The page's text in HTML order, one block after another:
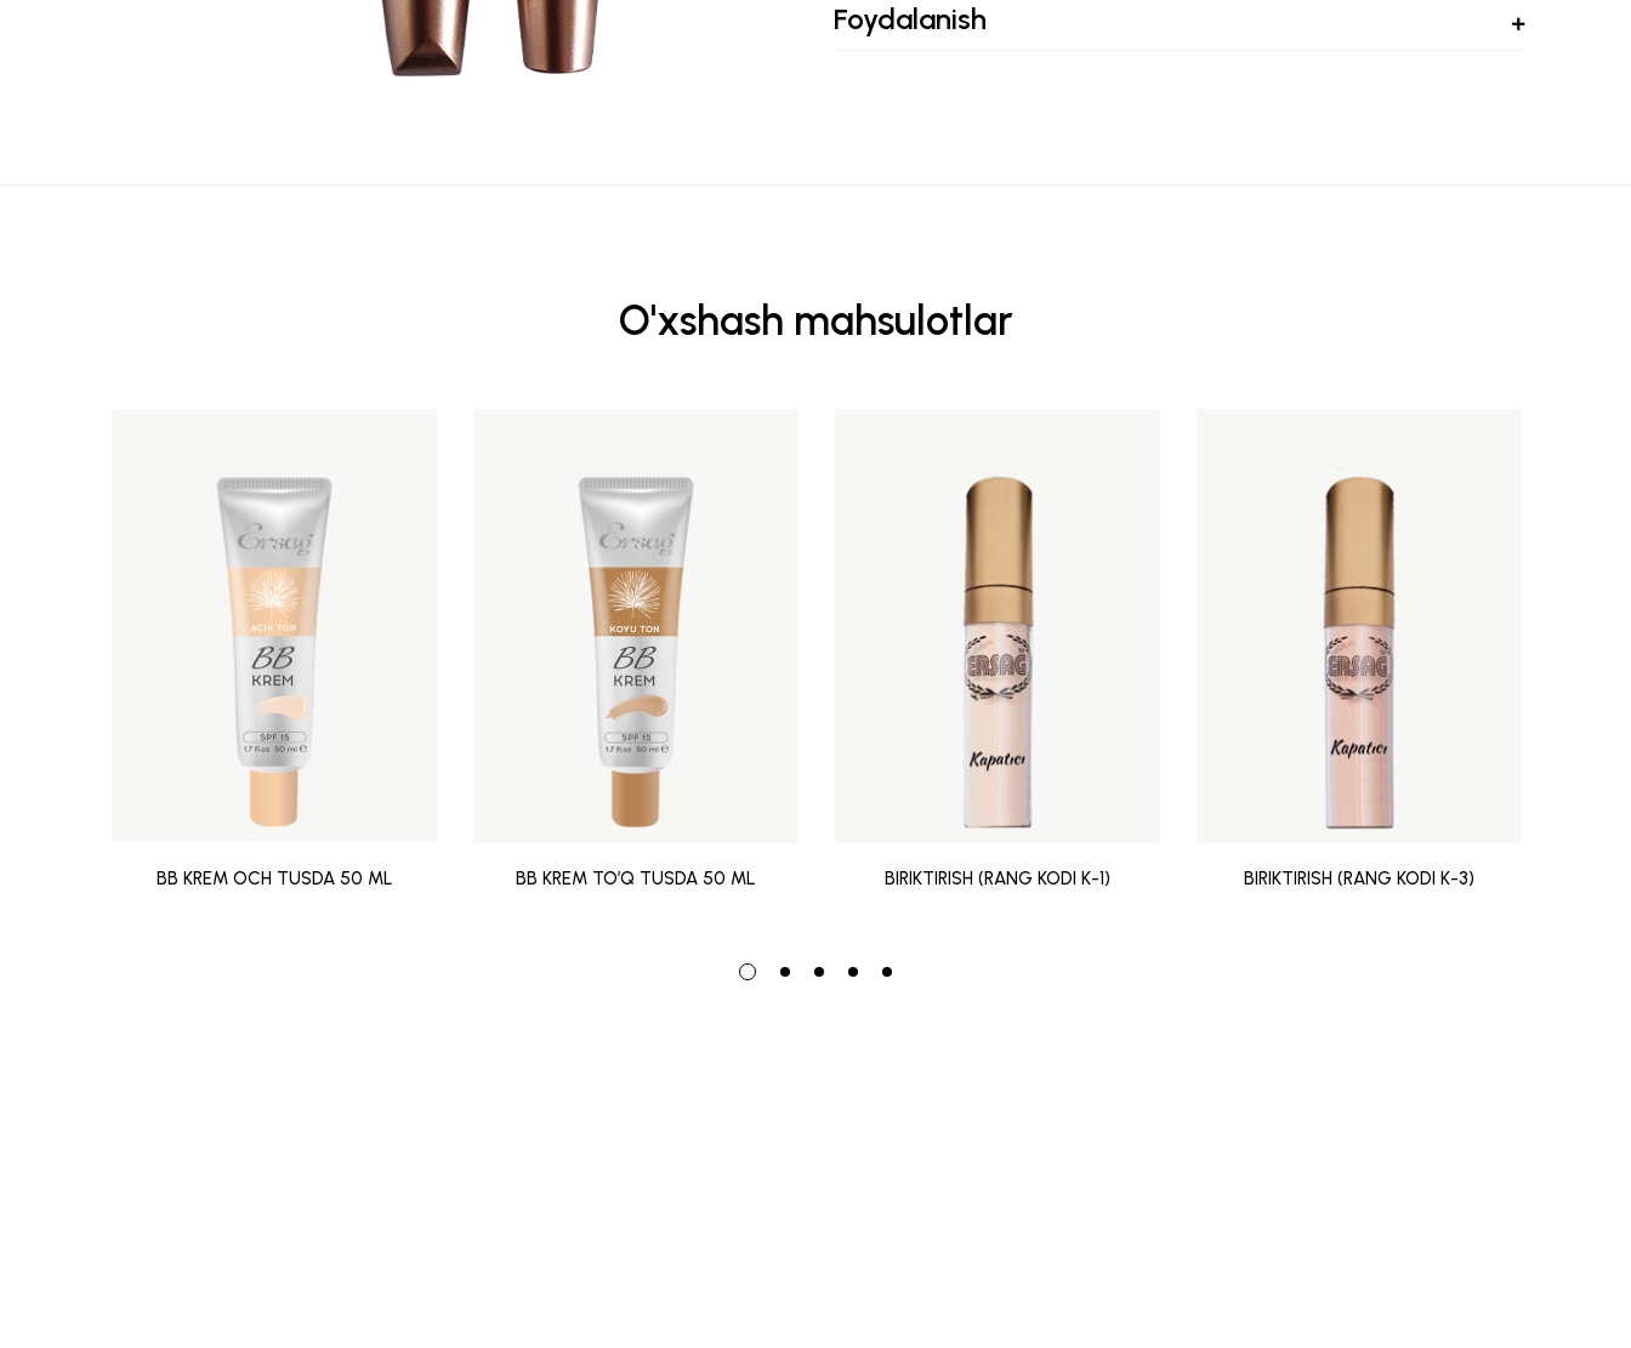
Foydalanish
O'xshash mahsulotlar
BB KREM OCH TUSDA 50 ML BB KREM TO’Q TUSDA 50 ML BIRIKTIRISH (RANG KODI K-1) BIRIKTIRISH (RANG KODI K-3)